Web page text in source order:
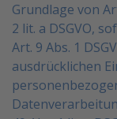
Grundlage von
2 lit. a DSGVO,
Art. 9 Abs. 1
ausdrücklichen